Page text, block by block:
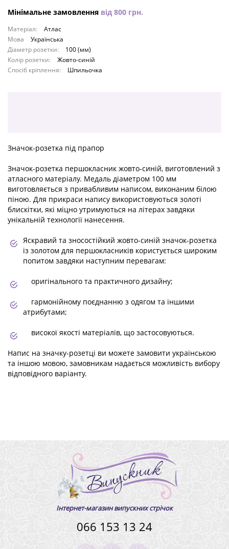
Мінімальне замовлення від 800 грн.
Матеріал:
Атлас
Мова
Українська
Діаметр розетки:
100 (мм)
Колір розетки:
Жовто-синій
Спосіб кріплення:
Шпильочка
Значок-розетка під прапор
Значок-розетка першокласник жовто-синій, виготовлений з
атласного матеріалу. Медаль діаметром 100 мм
виготовляється з привабливим написом, виконаним білою
піною. Для прикраси напису використовуються золоті
блискітки, які міцно утримуються на літерах завдяки
унікальній технології нанесення.
Яскравий та зносостійкий жовто-синій значок-розетка
із золотом для першокласників користується широким
попитом завдяки наступним перевагам:
оригінального та практичного дизайну;
гармонійному поєднанню з одягом та іншими
атрибутами;
високої якості матеріалів, що застосовуються.
Напис на значку-розетці ви можете замовити українською
та іншою мовою, замовникам надається можливість вибору
відповідного варіанту.
Інтернет-магазин випускних стрічок
066 153 13 24